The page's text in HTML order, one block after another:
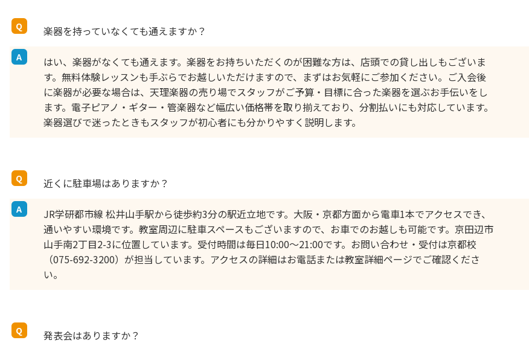
楽器を持っていなくても通えますか？
はい、楽器がなくても通えます。楽器をお持ちいただくのが困難な方は、店頭での貸し出しもございま
す。無料体験レッスンも手ぶらでお越しいただけますので、まずはお気軽にご参加ください。ご入会後
に楽器が必要な場合は、天理楽器の売り場でスタッフがご予算・目標に合った楽器を選ぶお手伝いをし
ます。電子ピアノ・ギター・管楽器など幅広い価格帯を取り揃えており、分割払いにも対応しています。
楽器選びで迷ったときもスタッフが初心者にも分かりやすく説明します。
近くに駐車場はありますか？
JR学研都市線 松井山手駅から徒歩約3分の駅近立地です。大阪・京都方面から電車1本でアクセスでき、
通いやすい環境です。教室周辺に駐車スペースもございますので、お車でのお越しも可能です。京田辺市
山手南2丁目2-3に位置しています。受付時間は毎日10:00〜21:00です。お問い合わせ・受付は京都校
（075-692-3200）が担当しています。アクセスの詳細はお電話または教室詳細ページでご確認くださ
い。
発表会はありますか？